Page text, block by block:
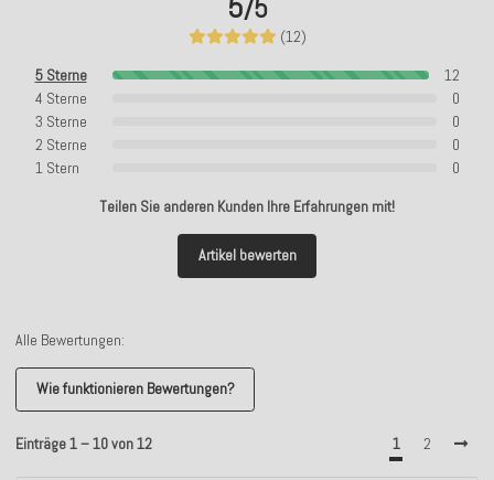
/5
(12)
5 Sterne
12
4 Sterne
0
3 Sterne
0
2 Sterne
0
1 Stern
0
Teilen Sie anderen Kunden Ihre Erfahrungen mit!
Artikel bewerten
Alle Bewertungen:
Wie funktionieren Bewertungen?
Einträge 1 – 10 von 12 1 2